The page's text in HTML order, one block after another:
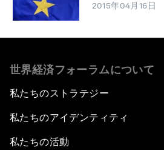
2015年04月16日
世界経済フォーラムについて
私たちのストラテジー
私たちのアイデンティティ
私たちの活動